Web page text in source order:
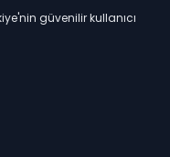
güvenilir kullanıcı